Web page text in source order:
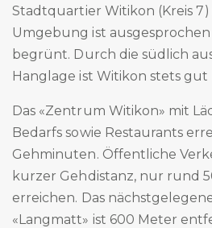
Stadtquartier Witikon (Kreis 7)
Umgebung ist
begrünt. Durch die südlich
Hanglage ist Witikon stets gut
Das «Zentrum Witikon» mit
Bedarfs sowie Restaurants
Gehminuten. Öffentliche
kurzer Gehdistanz, nur rund
erreichen. Das
«Langmatt» ist 600 Meter